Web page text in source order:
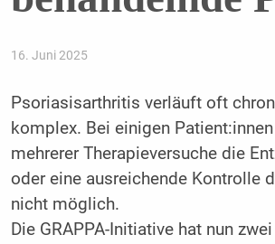
16. Juni 2025
Psoriasisarthritis verläuft oft
komplex. Bei einigen
mehrerer Therapieversuche die
oder eine ausreichende Kontrolle
nicht möglich.
Die GRAPPA-Initiative hat nun